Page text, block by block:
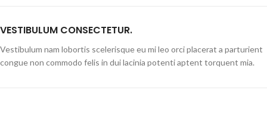
VESTIBULUM CONSECTETUR.
Vestibulum nam lobortis scelerisque eu mi leo orci placerat a parturient
congue non commodo felis in dui lacinia potenti aptent torquent mia.